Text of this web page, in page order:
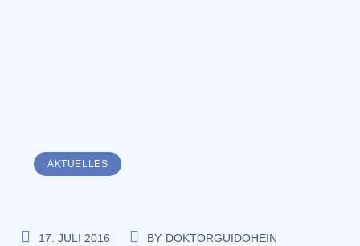
AKTUELLES
17. JULI 2016 BY DOKTORGUIDOHEIN